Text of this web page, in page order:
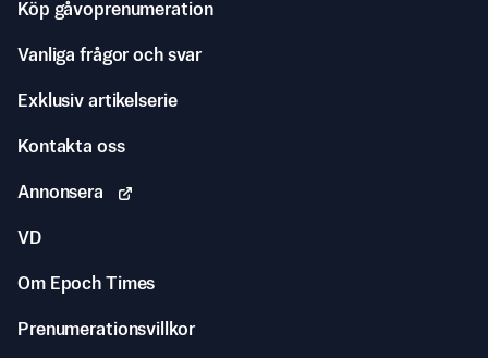
Köp gåvoprenumeration
Vanliga frågor och svar
Exklusiv artikelserie
Kontakta oss
Annonsera
VD
Om Epoch Times
Prenumerationsvillkor